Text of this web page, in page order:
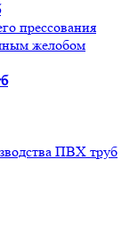
прессования
желобом
ПВХ труб